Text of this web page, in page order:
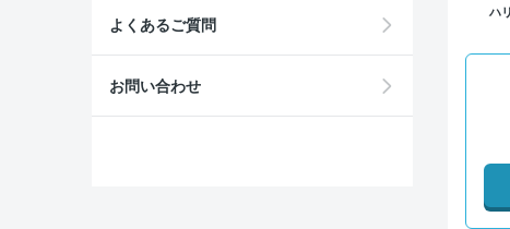
ハ
よくあるご質問
お問い合わせ